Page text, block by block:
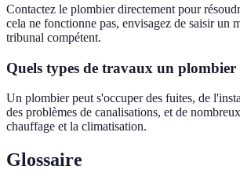
Contactez le plombier directement pour
cela ne fonctionne pas, envisagez de saisir un
tribunal compétent.
Quels types de travaux un
Un plombier peut s'occuper des fuites, de
des problèmes de canalisations, et de
chauffage et la climatisation.
Glossaire